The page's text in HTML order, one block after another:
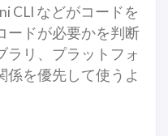
CLI などがコードを
ードが必要かを判断
ラリ、プラットフォ
係を優先して使うよ